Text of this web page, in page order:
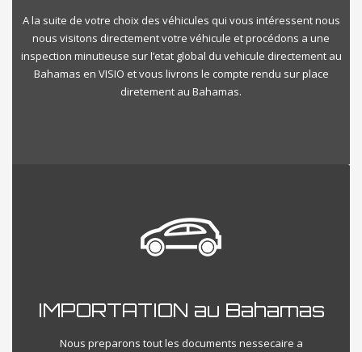
A la suite de votre choix des véhicules qui vous intéressent nous
nous visitons directement votre véhicule et procédons a une
inspection minutieuse sur l’etat global du vehicule directement au
Bahamas en VISIO et vous livrons le compte rendu sur place
diretement au Bahamas.
IMPORTATION au Bahamas
Nous preparons tout les documents nessecaire a